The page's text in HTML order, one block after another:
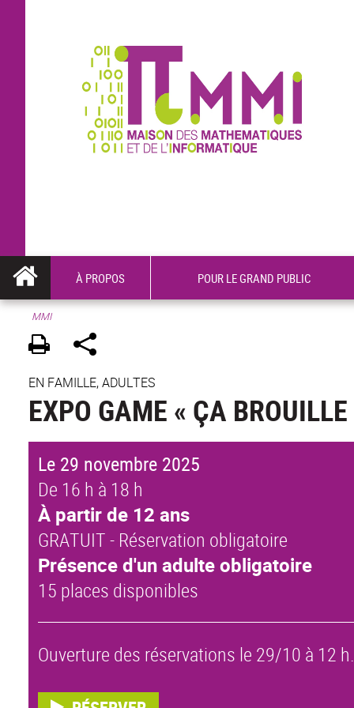
À PROPOS POUR LE GRAND PUBLIC
MMI
EN FAMILLE, ADULTES
EXPO GAME « ÇA
Le 29 novembre 2025
De 16 h à 18 h
À partir de 12 ans
GRATUIT - Réservation obligatoire
Présence d'un adulte obligatoire
15 places disponibles
Ouverture des réservations le 29/10 à 12 h.